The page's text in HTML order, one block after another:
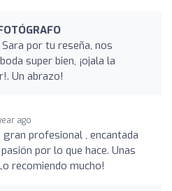
por tu reseña, nos
super bien, ¡ojala la
Un abrazo!
ago
gran profesional , encantada
por lo que hace. Unas
recomiendo mucho!